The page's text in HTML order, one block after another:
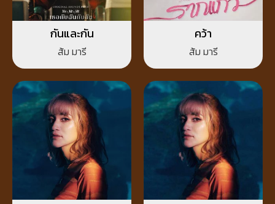
กันและกัน
ส้ม มารี
คว้า
ส้ม มารี